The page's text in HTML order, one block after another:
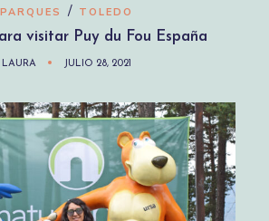
PARQUES / TOLEDO
visitar Puy du Fou España
LAURA JULIO 28, 2021